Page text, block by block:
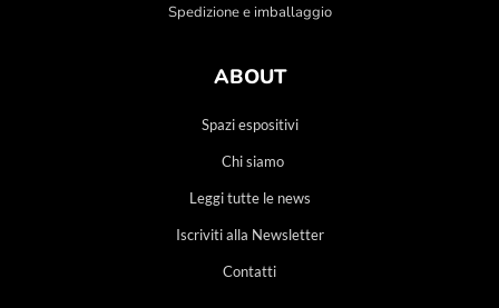
Spedizione e imballaggio
ABOUT
Spazi espositivi
Chi siamo
Leggi tutte le news
Iscriviti alla Newsletter
Contatti